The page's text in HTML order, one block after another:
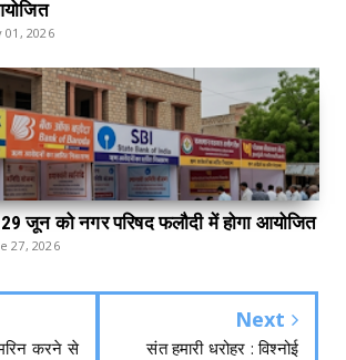
01, 2026
जून को नगर परिषद फलौदी में होगा आयोजित
27, 2026
करने से
Next
संत हमारी धरोहर : विश्नोई